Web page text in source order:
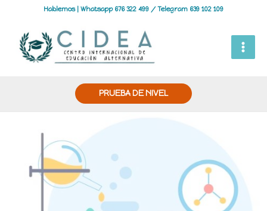
Hablemos | Whatsapp 676 322 499 / Telegram 639 102 109
PRUEBA DE NIVEL